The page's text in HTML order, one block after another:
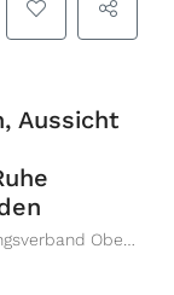
Aussicht
Württemberg, 79865, Deutschland